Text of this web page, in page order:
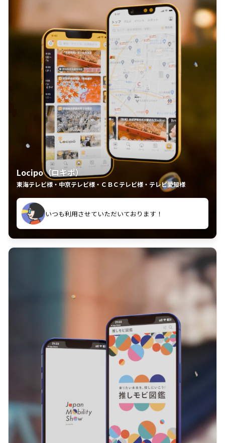
Locipo（ロキポ）
東海テレビ様・中京テレビ様・ＣＢＣテレビ様・テレビ愛知様
中京テレビのおもしろ番組が視聴可能地域外からも見
れるの嬉しいポイント
いつも利用させていただいております！